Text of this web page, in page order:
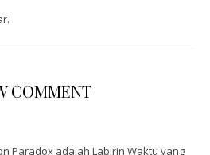
COMMENT
Paradox adalah Labirin Waktu yang